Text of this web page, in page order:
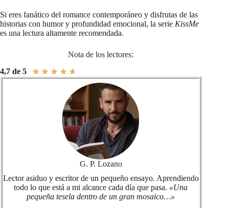
Si eres fanático del romance contemporáneo y disfrutas de las
historias con humor y profundidad emocional, la serie KissMe
es una lectura altamente recomendada.
Nota de los lectores:
4,7 de 5
★ ★ ★ ★ ★
G. P. Lozano
Lector asiduo y escritor de un pequeño ensayo. Aprendiendo
todo lo que está a mi alcance cada día que pasa. «Una
pequeña tesela dentro de un gran mosaico…»